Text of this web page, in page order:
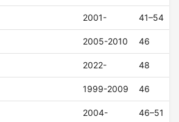
2001- 41–54
2005-2010 46
2022- 48
1999-2009 46
2004- 46–51